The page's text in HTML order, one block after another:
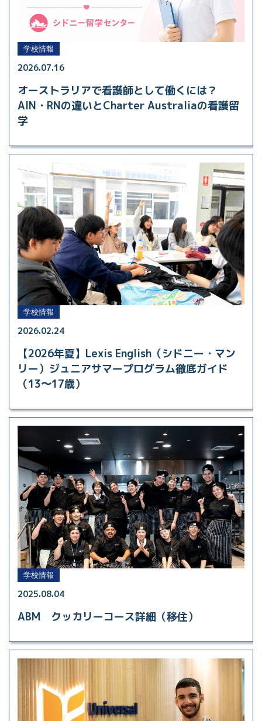
学校情報
2026.07.16
オーストラリアで看護師として働くには？
AIN・RNの違いとCharter Australiaの看護留
学
学校情報
2026.02.24
【2026年夏】Lexis English（シドニー・マン
リー）ジュニアサマープログラム徹底ガイド
（13〜17歳）
学校情報
2025.08.04
ABM クッカリーコース詳細（移住）